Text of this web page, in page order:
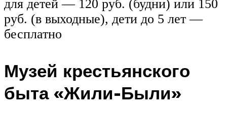
для детей — 120 руб. (будни) или 150
руб. (в выходные), дети до 5 лет —
бесплатно
Музей крестьянского
быта «Жили-Были»